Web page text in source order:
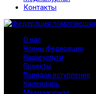
Контакты
О нас
Члены Федерации
Наши услуги
Проекты
Порядок вступления
Календарь